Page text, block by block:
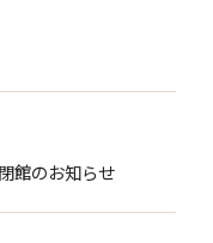
館のお知らせ